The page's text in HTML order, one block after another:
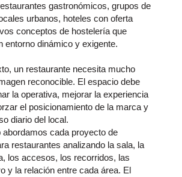
gastronómicos, grupos de
urbanos, hoteles con oferta
conceptos de hostelería que
entorno dinámico y exigente.
un restaurante necesita mucho
reconocible. El espacio debe
la operativa, mejorar la experiencia
el posicionamiento de la marca y
diario del local.
abordamos cada proyecto de
restaurantes analizando la sala, la
los accesos, los recorridos, las
y la relación entre cada área. El